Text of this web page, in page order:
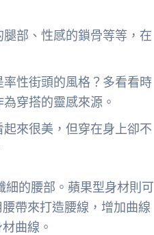
部、性感的鎖骨等等，在
性街頭的風格？多看看時
穿搭的靈感來源。
來很美，但穿在身上卻不
的腰部。蘋果型身材則可
帶來打造腰線，增加曲線
曲線。